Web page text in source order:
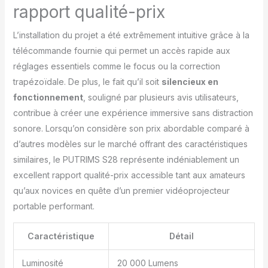
extraordinaire. Le
Bluetooth 5.4
bidirectionnel vous
permet de connecter
sans fil des
Bluetooth/barre de son
pour profiter d'effets
sonores
cinématographiques
vous connecter au
Bluetooth de votre
téléphone pour écouter
de la musique, ce qui en
qui peut être utilisé pour
les fêtes, la détente ou
la lecture de playlists
avant le sommeil. 💖
rapport qualité-prix
L’installation du projet a été extrêmement intuitive grâce à la
télécommande fournie qui permet un accès rapide aux
réglages essentiels comme le focus ou la correction
trapézoïdale. De plus, le fait qu’il soit silencieux en
fonctionnement, souligné par plusieurs avis utilisateurs,
contribue à créer une expérience immersive sans distraction
sonore. Lorsqu’on considère son prix abordable comparé à
d’autres modèles sur le marché offrant des caractéristiques
similaires, le PUTRIMS S28 représente indéniablement un
excellent rapport qualité-prix accessible tant aux amateurs
qu’aux novices en quête d’un premier vidéoprojecteur
portable performant.
Caractéristique Détail
Luminosité 20 000 Lumens